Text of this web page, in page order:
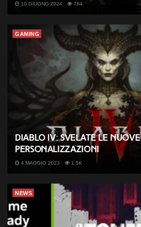
10 GIUGNO 2024 764
GAMING
Diablo IV: svelate le nuove
personalizzazioni
4 MAGGIO 2023 1.5K
NEWS